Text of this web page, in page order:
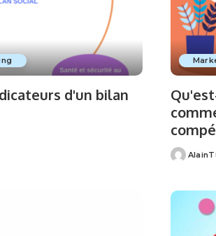
d'un bilan
Posted
AlainT